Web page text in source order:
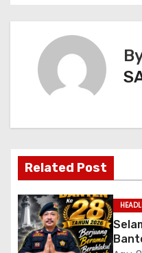
Related Post